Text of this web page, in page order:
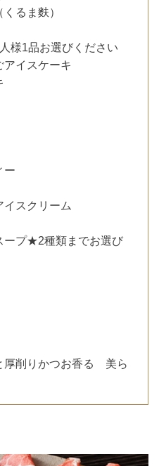
るま麩）
様1品お選びください
アイスケーキ
ー
イスクリーム
ープ★2種類までお選び
厚削りかつお香る 美ら